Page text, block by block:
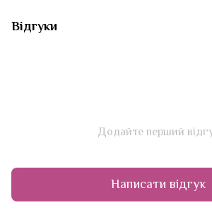
Відгуки
Додайте перший
Написати відгук